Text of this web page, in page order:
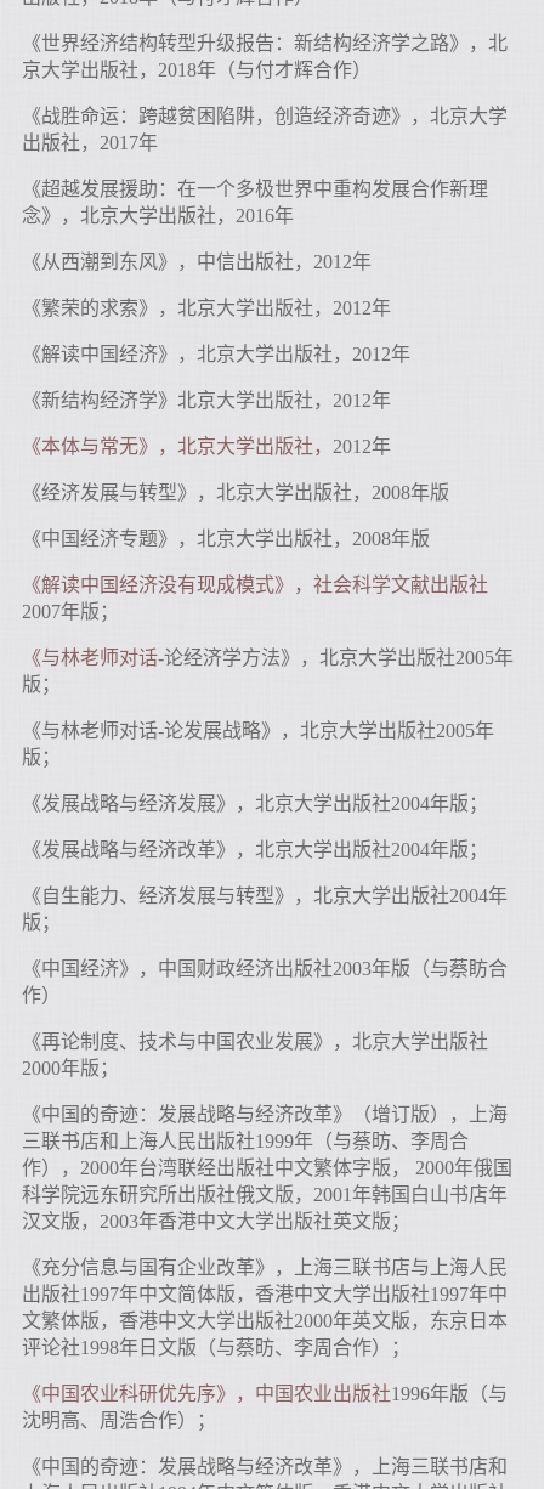
《世界经济结构转型升级报告：新结构经济学之路》，北
京大学出版社，2018年（与付才辉合作）
《战胜命运：跨越贫困陷阱，创造经济奇迹》，北京大学
出版社，2017年
《超越发展援助：在一个多极世界中重构发展合作新理
念》，北京大学出版社，2016年
《从西潮到东风》，中信出版社，2012年
《繁荣的求索》，北京大学出版社，2012年
《解读中国经济》，北京大学出版社，2012年
《新结构经济学》北京大学出版社，2012年
《本体与常无》，北京大学出版社， 2012年
《经济发展与转型》，北京大学出版社，2008年版
《中国经济专题》，北京大学出版社，2008年版
《解读中国经济没有现成模式》，社会科学文献出版社
2007年版；
《与林老师对话-论经济学方法》，北京大学出版社2005年
版；
《与林老师对话-论发展战略》，北京大学出版社2005年
版；
《发展战略与经济发展》，北京大学出版社2004年版；
《发展战略与经济改革》，北京大学出版社2004年版；
《自生能力、经济发展与转型》，北京大学出版社2004年
版；
《中国经济》，中国财政经济出版社2003年版（与蔡眆合
作）
《再论制度、技术与中国农业发展》，北京大学出版社
2000年版；
《中国的奇迹：发展战略与经济改革》（增订版），上海
三联书店和上海人民出版社1999年（与蔡昉、李周合
作），2000年台湾联经出版社中文繁体字版， 2000年俄国
科学院远东研究所出版社俄文版，2001年韩国白山书店年
汉文版，2003年香港中文大学出版社英文版；
《充分信息与国有企业改革》，上海三联书店与上海人民
出版社1997年中文简体版，香港中文大学出版社1997年中
文繁体版，香港中文大学出版社2000年英文版，东京日本
评论社1998年日文版（与蔡昉、李周合作）；
《中国农业科研优先序》，中国农业出版社1996年版（与
沈明高、周浩合作）；
《中国的奇迹：发展战略与经济改革》，上海三联书店和